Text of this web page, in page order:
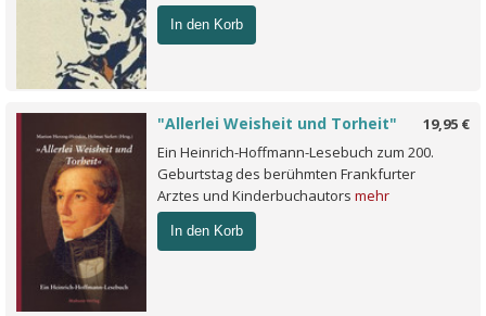
In den Korb
19,95 €
"Allerlei Weisheit und Torheit"
Ein Heinrich-Hoffmann-Lesebuch zum 200.
Geburtstag des berühmten Frankfurter
Arztes und Kinderbuchautors mehr
In den Korb